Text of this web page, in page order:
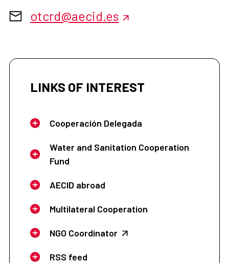
otcrd@aecid.es
LINKS OF INTEREST
Cooperación Delegada
Water and Sanitation Cooperation
Fund
AECID abroad
Multilateral Cooperation
NGO Coordinator
RSS feed